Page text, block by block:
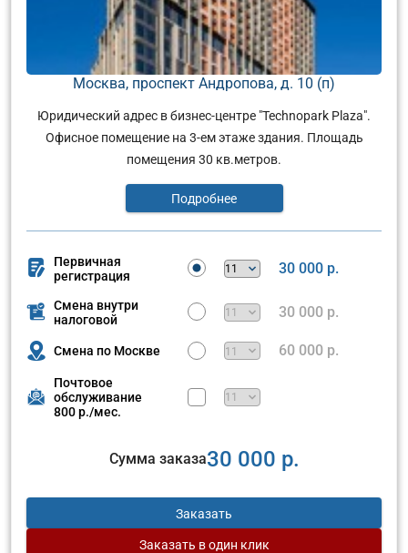
Москва, проспект Андропова, д. 10 (п)
Юридический адрес в бизнес-центре "Technopark Plaza".
Офисное помещение на 3-ем этаже здания. Площадь
помещения 30 кв.метров.
Подробнее
Первичная
регистрация
30 000 р.
Смена внутри
налоговой
30 000 р.
Смена по Москве 60 000 р.
Почтовое
обслуживание
800 р./мес.
Сумма заказа30 000 р.
Заказать
Заказать в один клик